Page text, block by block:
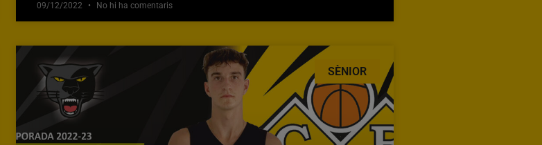
09/12/2022 No hi ha comentaris
SÈNIOR